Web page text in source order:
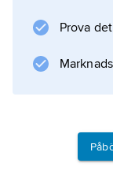
placerade
upprätt
luftfyllda än
Prova